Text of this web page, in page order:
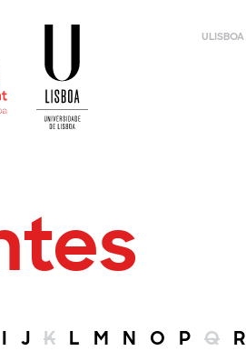
ULISBOA
I J K L M N O P Q R